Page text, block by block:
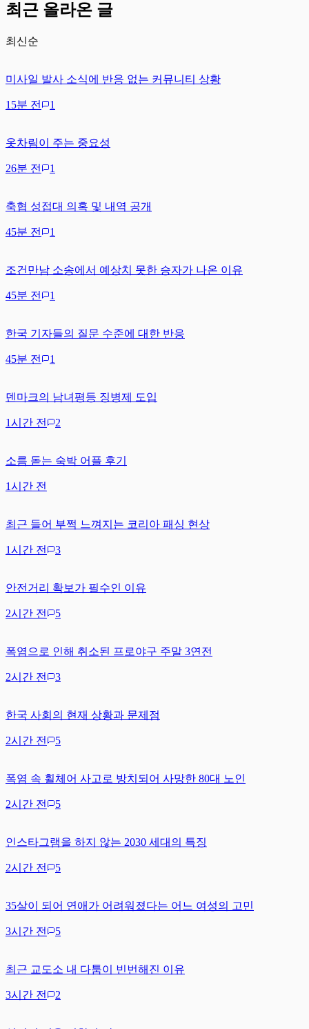
최근 올라온 글
최신순
미사일 발사 소식에 반응 없는 커뮤니티 상황
15분 전 1
옷차림이 주는 중요성
26분 전 1
축협 성접대 의혹 및 내역 공개
45분 전 1
조건만남 소송에서 예상치 못한 승자가 나온 이유
45분 전 1
한국 기자들의 질문 수준에 대한 반응
45분 전 1
덴마크의 남녀평등 징병제 도입
1시간 전 2
소름 돋는 숙박 어플 후기
1시간 전
최근 들어 부쩍 느껴지는 코리아 패싱 현상
1시간 전 3
안전거리 확보가 필수인 이유
2시간 전 5
폭염으로 인해 취소된 프로야구 주말 3연전
2시간 전 3
한국 사회의 현재 상황과 문제점
2시간 전 5
폭염 속 휠체어 사고로 방치되어 사망한 80대 노인
2시간 전 5
인스타그램을 하지 않는 2030 세대의 특징
2시간 전 5
35살이 되어 연애가 어려워졌다는 어느 여성의 고민
3시간 전 5
최근 교도소 내 다툼이 빈번해진 이유
3시간 전 2